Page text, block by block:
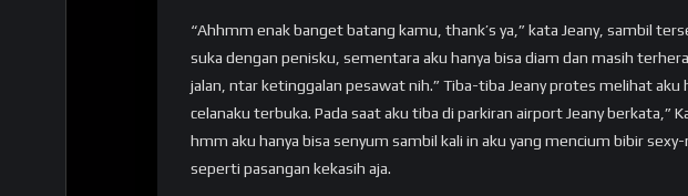
“Ahhmm enak banget batang kamu, thank’s ya,” kata Jeany, sambil
suka dengan penisku, sementara aku hanya bisa diam dan masih
jalan, ntar ketinggalan pesawat nih.” Tiba-tiba Jeany protes melihat aku
celanaku terbuka. Pada saat aku tiba di parkiran airport Jeany berkata,”
hmm aku hanya bisa senyum sambil kali in aku yang mencium bibir
seperti pasangan kekasih aja.